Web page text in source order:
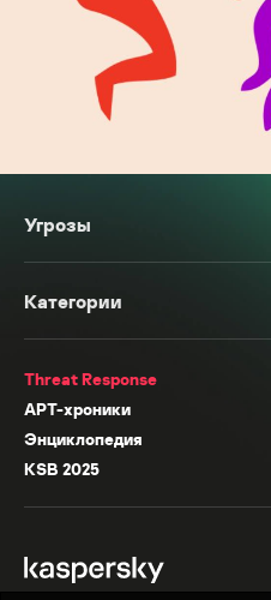
Угрозы
Категории
Threat Response
APT-хроники
Энциклопедия
KSB 2025